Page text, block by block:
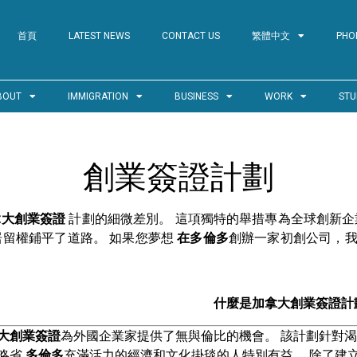
首頁 LATEST NEWS CONTACT US 繁體中文
IMMIGRATION BUSINESS WORK
創業簽證計劃
創業簽證計劃的細微差別。 這項獨特的舉措專為全球創新
權鋪平了道路。 如果您夢想在多倫多創辦一家初創公司，
什麼是加拿大創業簽證計
創業簽證為外國企業家提供了無與倫比的機會。 該計劃針對